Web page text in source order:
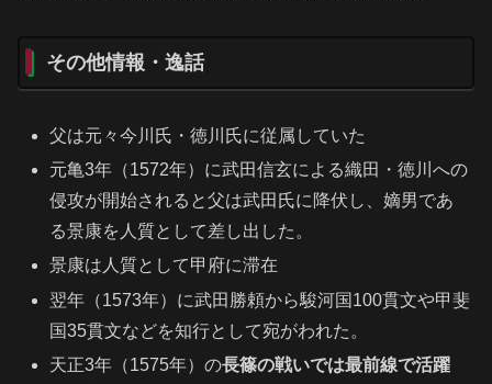
その他情報・逸話
父は元々今川氏・徳川氏に従属していた
元亀3年（1572年）に武田信玄による織田・徳川への
侵攻が開始されると父は武田氏に降伏し、嫡男であ
る景康を人質として差し出した。
景康は人質として甲府に滞在
翌年（1573年）に武田勝頼から駿河国100貫文や甲斐
国35貫文などを知行として宛がわれた。
天正3年（1575年）の長篠の戦いでは最前線で活躍